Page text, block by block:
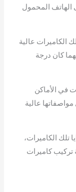
الهاتف المحمول
الكاميرات عالية
كان درجة
في الأماكن
عالية
تلك الكاميرات،
تركيب كاميرات